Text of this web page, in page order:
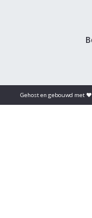
Gehost en gebouwd met ♥️